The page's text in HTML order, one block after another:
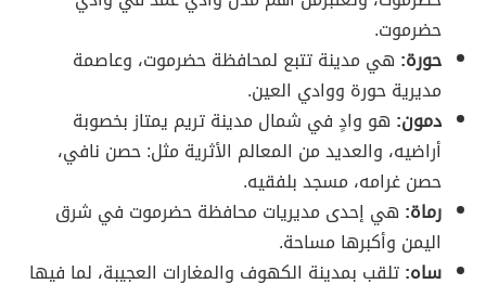
حضرموت.
حورة: هي مدينة تتبع لمحافظة حضرموت، وعاصمة
مديرية حورة ووادي العين.
دمون: هو وادٍ في شمال مدينة تريم يمتاز بخصوبة
أراضيه، والعديد من المعالم الأثرية مثل: حصن نافي،
حصن غرامه، مسجد بلفقيه.
رماة: هي إحدى مديريات محافظة حضرموت في شرق
اليمن وأكبرها مساحة.
ساه:تلقب بمدينة الكهوف والمغارات العجيبة، لما فيها